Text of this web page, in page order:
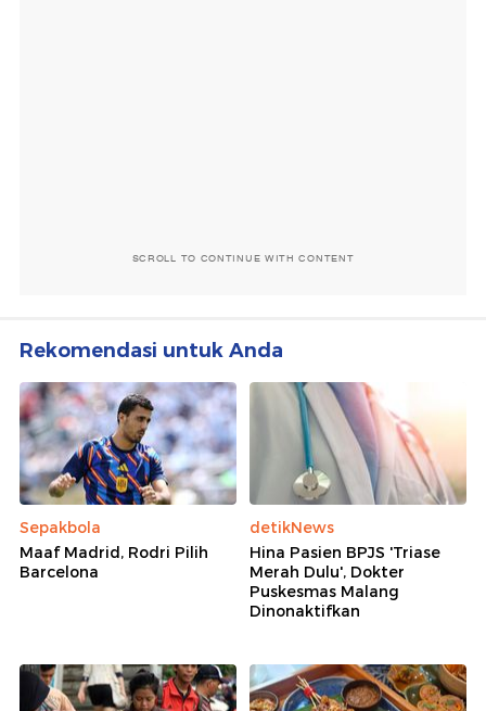
SCROLL TO CONTINUE WITH CONTENT
Rekomendasi untuk Anda
Sepakbola
Maaf Madrid, Rodri Pilih
Barcelona
detikNews
Hina Pasien BPJS 'Triase
Merah Dulu', Dokter
Puskesmas Malang
Dinonaktifkan